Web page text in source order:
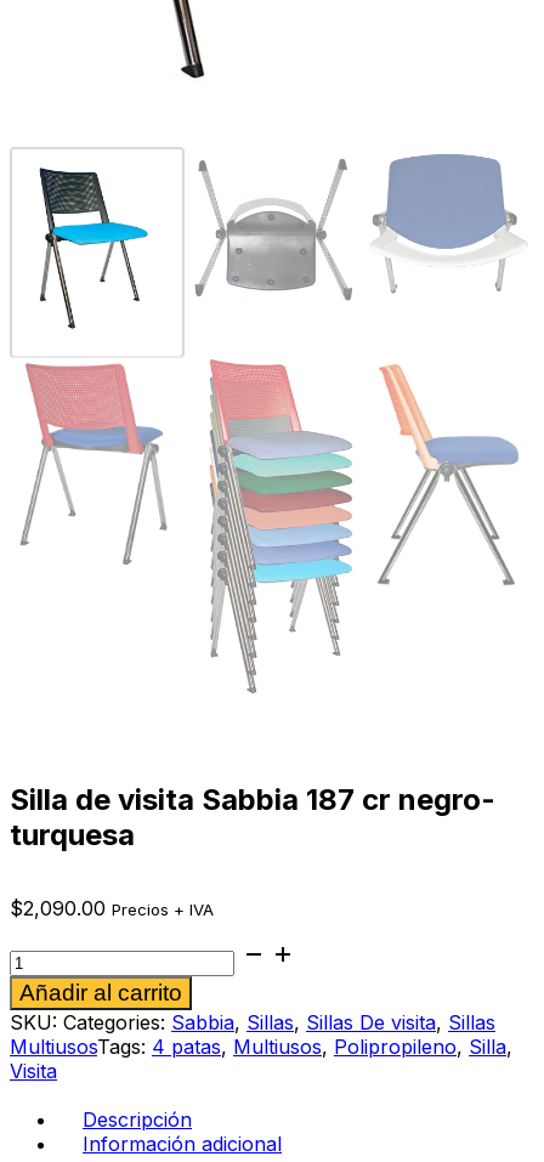
Silla de visita Sabbia 187 cr negro-
turquesa
$2,090.00 Precios + IVA
Silla
de
visita
Sabbia
187
cr
negro-
cantidad
Añadir al carrito
SKU: Categories: Sabbia, Sillas, Sillas De visita, Sillas
MultiusosTags: 4 patas, Multiusos, Polipropileno, Silla,
Visita
Descripción
Información adicional